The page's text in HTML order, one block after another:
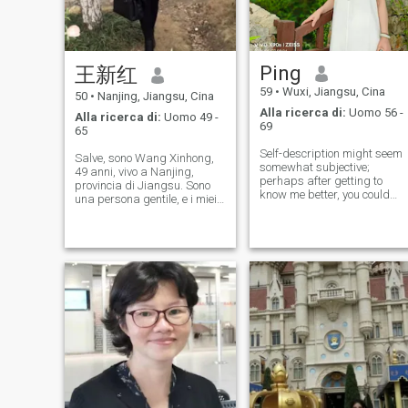
王新红
50 • Nanjing, Jiangsu, Cina
Alla ricerca di: Uomo 49 -
65
Salve, sono Wang Xinhong,
49 anni, vivo a Nanjing,
provincia di Jiangsu. Sono
una persona gentile, e i miei
primaverile. Apprezzo
profondamente il legame che
ci lega. Nel mio tempo libero
mi piace leggere, perdermi
nel mondo dei libri, sentire i
vari sapori di vite diverse. Mi
appassiona anche cucinare,
sperimentare ogni sorta di
prelibatezza, e infondere la
bellezza della vita in ogni
piatto che cucino.
Occasionalmente faccio brevi
Ping
59 • Wuxi, Jiangsu, Cina
Alla ricerca di: Uomo 56 -
69
Self-description might seem
somewhat subjective;
perhaps after getting to
know me better, you could
sincere, upright, and
optimistic person. I always
find joy in the small thin